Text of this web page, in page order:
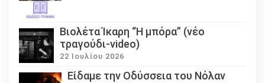
Βιολέτα Ίκαρη “Η μπόρα” (νέο
τραγούδι-video)
22 Ιουλίου 2026
Eίδαμε την Οδύσσεια του Νόλαν